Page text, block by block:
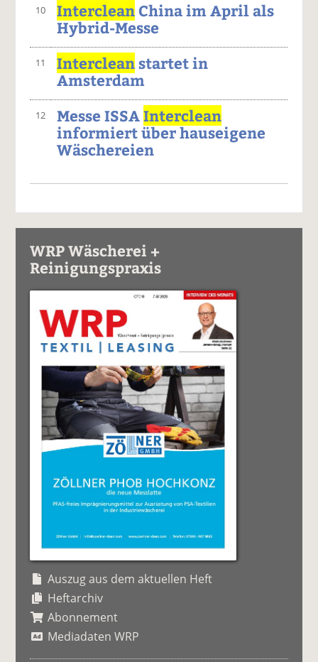
10 Interclean China im April als
Hybrid-Messe
11 Intercleanstartet in
Amsterdam
12 Messe ISSAInterclean
informiert über hauseigene
Wäschereien
WRP Wäscherei +
Reinigungspraxis
Auszug aus dem aktuellen Heft
Heftarchiv
Abonnement
Mediadaten WRP